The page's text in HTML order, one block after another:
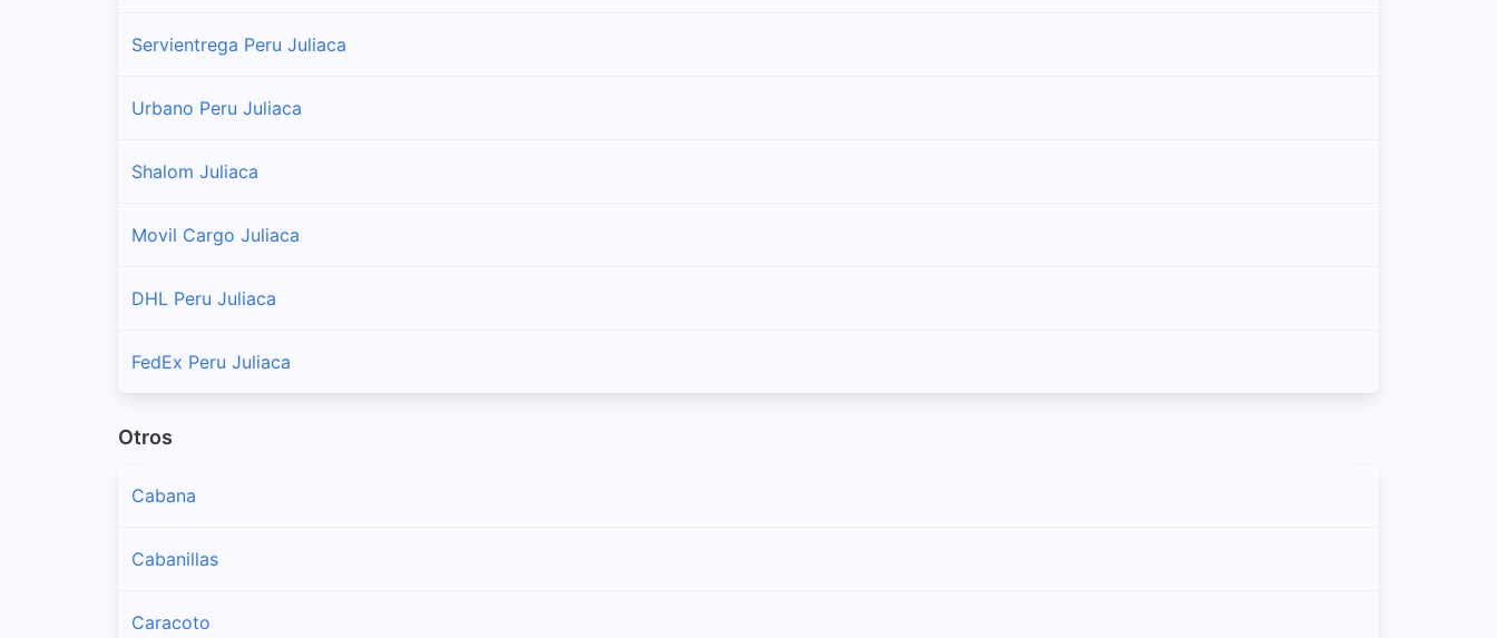
Servientrega Peru Juliaca
Urbano Peru Juliaca
Shalom Juliaca
Movil Cargo Juliaca
DHL Peru Juliaca
FedEx Peru Juliaca
Otros
Cabana
Cabanillas
Caracoto